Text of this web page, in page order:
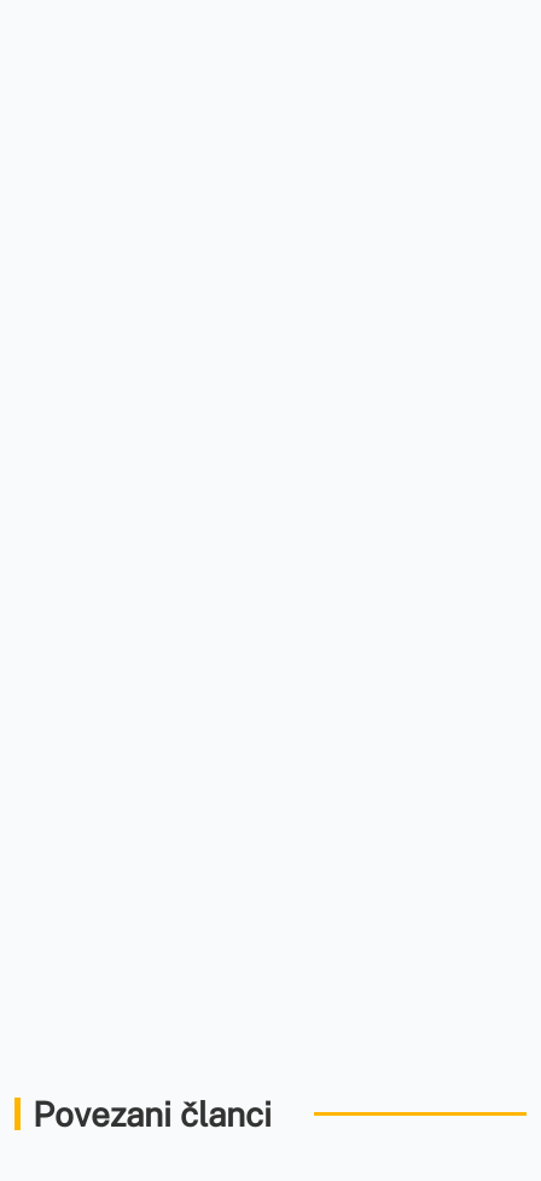
Povezani članci